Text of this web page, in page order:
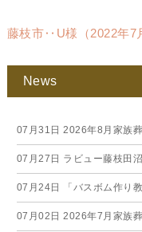
藤枝市‥U様（2022年7
News
07月31日 2026年8月家族
07月27日 ラビュー藤枝田
07月24日 「バスボム作り
07月02日 2026年7月家族